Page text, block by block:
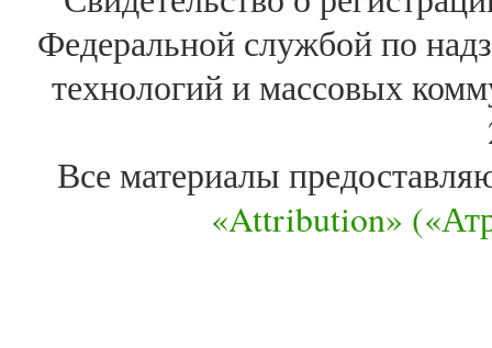
Федеральной службой по
технологий и массовых
Все материалы
«Attribution»